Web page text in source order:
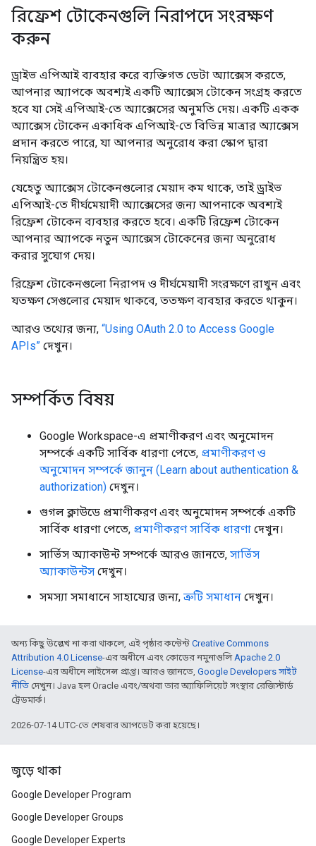
রিফ্রেশ টোকেনগুলি নিরাপদে সংরক্ষণ
করুন
ড্রাইভ এপিআই ব্যবহার করে ব্যক্তিগত ডেটা অ্যাক্সেস করতে,
আপনার অ্যাপকে অবশ্যই একটি অ্যাক্সেস টোকেন সংগ্রহ করতে
হবে যা সেই এপিআই-তে অ্যাক্সেসের অনুমতি দেয়। একটি একক
অ্যাক্সেস টোকেন একাধিক এপিআই-তে বিভিন্ন মাত্রার অ্যাক্সেস
প্রদান করতে পারে, যা আপনার অনুরোধ করা স্কোপ দ্বারা
নিয়ন্ত্রিত হয়।
যেহেতু অ্যাক্সেস টোকেনগুলোর মেয়াদ কম থাকে, তাই ড্রাইভ
এপিআই-তে দীর্ঘমেয়াদী অ্যাক্সেসের জন্য আপনাকে অবশ্যই
রিফ্রেশ টোকেন ব্যবহার করতে হবে। একটি রিফ্রেশ টোকেন
আপনার অ্যাপকে নতুন অ্যাক্সেস টোকেনের জন্য অনুরোধ
করার সুযোগ দেয়।
রিফ্রেশ টোকেনগুলো নিরাপদ ও দীর্ঘমেয়াদী সংরক্ষণে রাখুন এবং
যতক্ষণ সেগুলোর মেয়াদ থাকবে, ততক্ষণ ব্যবহার করতে থাকুন।
আরও তথ্যের জন্য, “Using OAuth 2.0 to Access Google
APIs” দেখুন।
সম্পর্কিত বিষয়
Google Workspace-এ প্রমাণীকরণ এবং অনুমোদন
সম্পর্কে একটি সার্বিক ধারণা পেতে, প্রমাণীকরণ ও
অনুমোদন সম্পর্কে জানুন (Learn about authentication &
authorization) দেখুন।
গুগল ক্লাউডে প্রমাণীকরণ এবং অনুমোদন সম্পর্কে একটি
সার্বিক ধারণা পেতে, প্রমাণীকরণ সার্বিক ধারণা দেখুন।
সার্ভিস অ্যাকাউন্ট সম্পর্কে আরও জানতে, সার্ভিস
অ্যাকাউন্টস দেখুন।
সমস্যা সমাধানে সাহায্যের জন্য, ত্রুটি সমাধান দেখুন।
অন্য কিছু উল্লেখ না করা থাকলে, এই পৃষ্ঠার কন্টেন্ট Creative Commons
Attribution 4.0 License-এর অধীনে এবং কোডের নমুনাগুলিApache 2.0
License-এর অধীনে লাইসেন্স প্রাপ্ত। আরও জানতে, Google Developers সাইট
নীতি দেখুন। Java হল Oracle এবং/অথবা তার অ্যাফিলিয়েট সংস্থার রেজিস্টার্ড
ট্রেডমার্ক।
2026-07-14 UTC-তে শেষবার আপডেট করা হয়েছে।
জুড়ে থাকা
Google Developer Program
Google Developer Groups
Google Developer Experts